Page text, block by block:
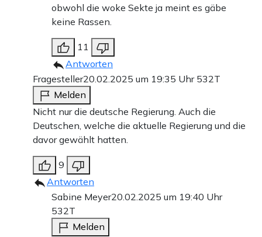
obwohl die woke Sekte ja meint es gäbe
keine Rassen.
11
Antworten
Fragesteller20.02.2025 um 19:35 Uhr 532T
Melden
Nicht nur die deutsche Regierung. Auch die
Deutschen, welche die aktuelle Regierung und die
davor gewählt hatten.
9
Antworten
Sabine Meyer20.02.2025 um 19:40 Uhr
532T
Melden